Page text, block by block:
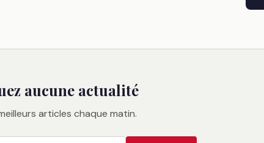
aucune actualité
articles chaque matin.